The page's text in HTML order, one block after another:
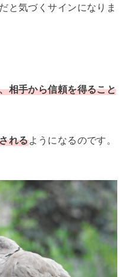
と気づくサインになりま
相手から信頼を得ること
れるようになるのです。